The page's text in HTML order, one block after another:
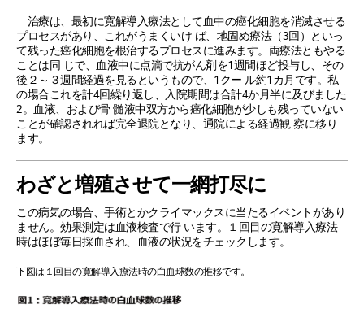
治療は、最初に寛解導入療法として血中の癌化細胞を消滅させる
プロセスがあり、これがうまくいけ ば、地固め療法（3回）といっ
て残った癌化細胞を根治するプロセスに進みます。両療法ともやる
ことは同 じで、血液中に点滴で抗がん剤を1週間ほど投与し、その
後２～３週間経過を見るというもので、1クー ル約1カ月です。私
の場合これを計4回繰り返し、入院期間は合計4か月半に及びました
2。血液、および骨 髄液中双方から癌化細胞が少しも残っていない
ことが確認されれば完全退院となり、通院による経過観 察に移り
ます。
わざと増殖させて一網打尽に
この病気の場合、手術とかクライマックスに当たるイベントがあり
ません。効果測定は血液検査で行 います。１回目の寛解導入療法
時はほぼ毎日採血され、血液の状況をチェックします。
下図は１回目の寛解導入療法時の白血球数の推移です。